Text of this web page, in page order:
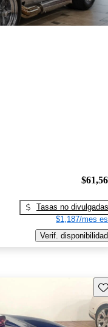
Tasas no divulgadas
$1,187/mes
Verif. disponibilidad